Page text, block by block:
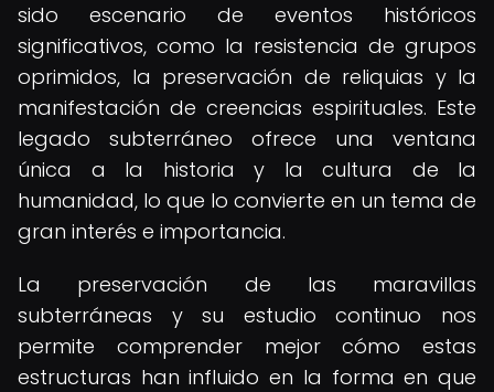
sido escenario de eventos históricos
significativos, como la resistencia de grupos
oprimidos, la preservación de reliquias y la
manifestación de creencias espirituales. Este
legado subterráneo ofrece una ventana
única a la historia y la cultura de la
humanidad, lo que lo convierte en un tema de
gran interés e importancia.
La preservación de las maravillas
subterráneas y su estudio continuo nos
permite comprender mejor cómo estas
estructuras han influido en la forma en que